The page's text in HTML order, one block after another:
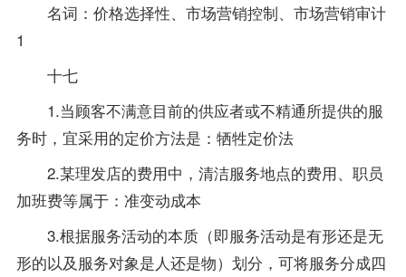
名词：价格选择性、市场营销控制、市场营销审计
1
十七
1.当顾客不满意目前的供应者或不精通所提供的服
务时，宜采用的定价方法是：牺牲定价法
2.某理发店的费用中，清洁服务地点的费用、职员
加班费等属于：准变动成本
3.根据服务活动的本质（即服务活动是有形还是无
形的以及服务对象是人还是物）划分，可将服务分成四